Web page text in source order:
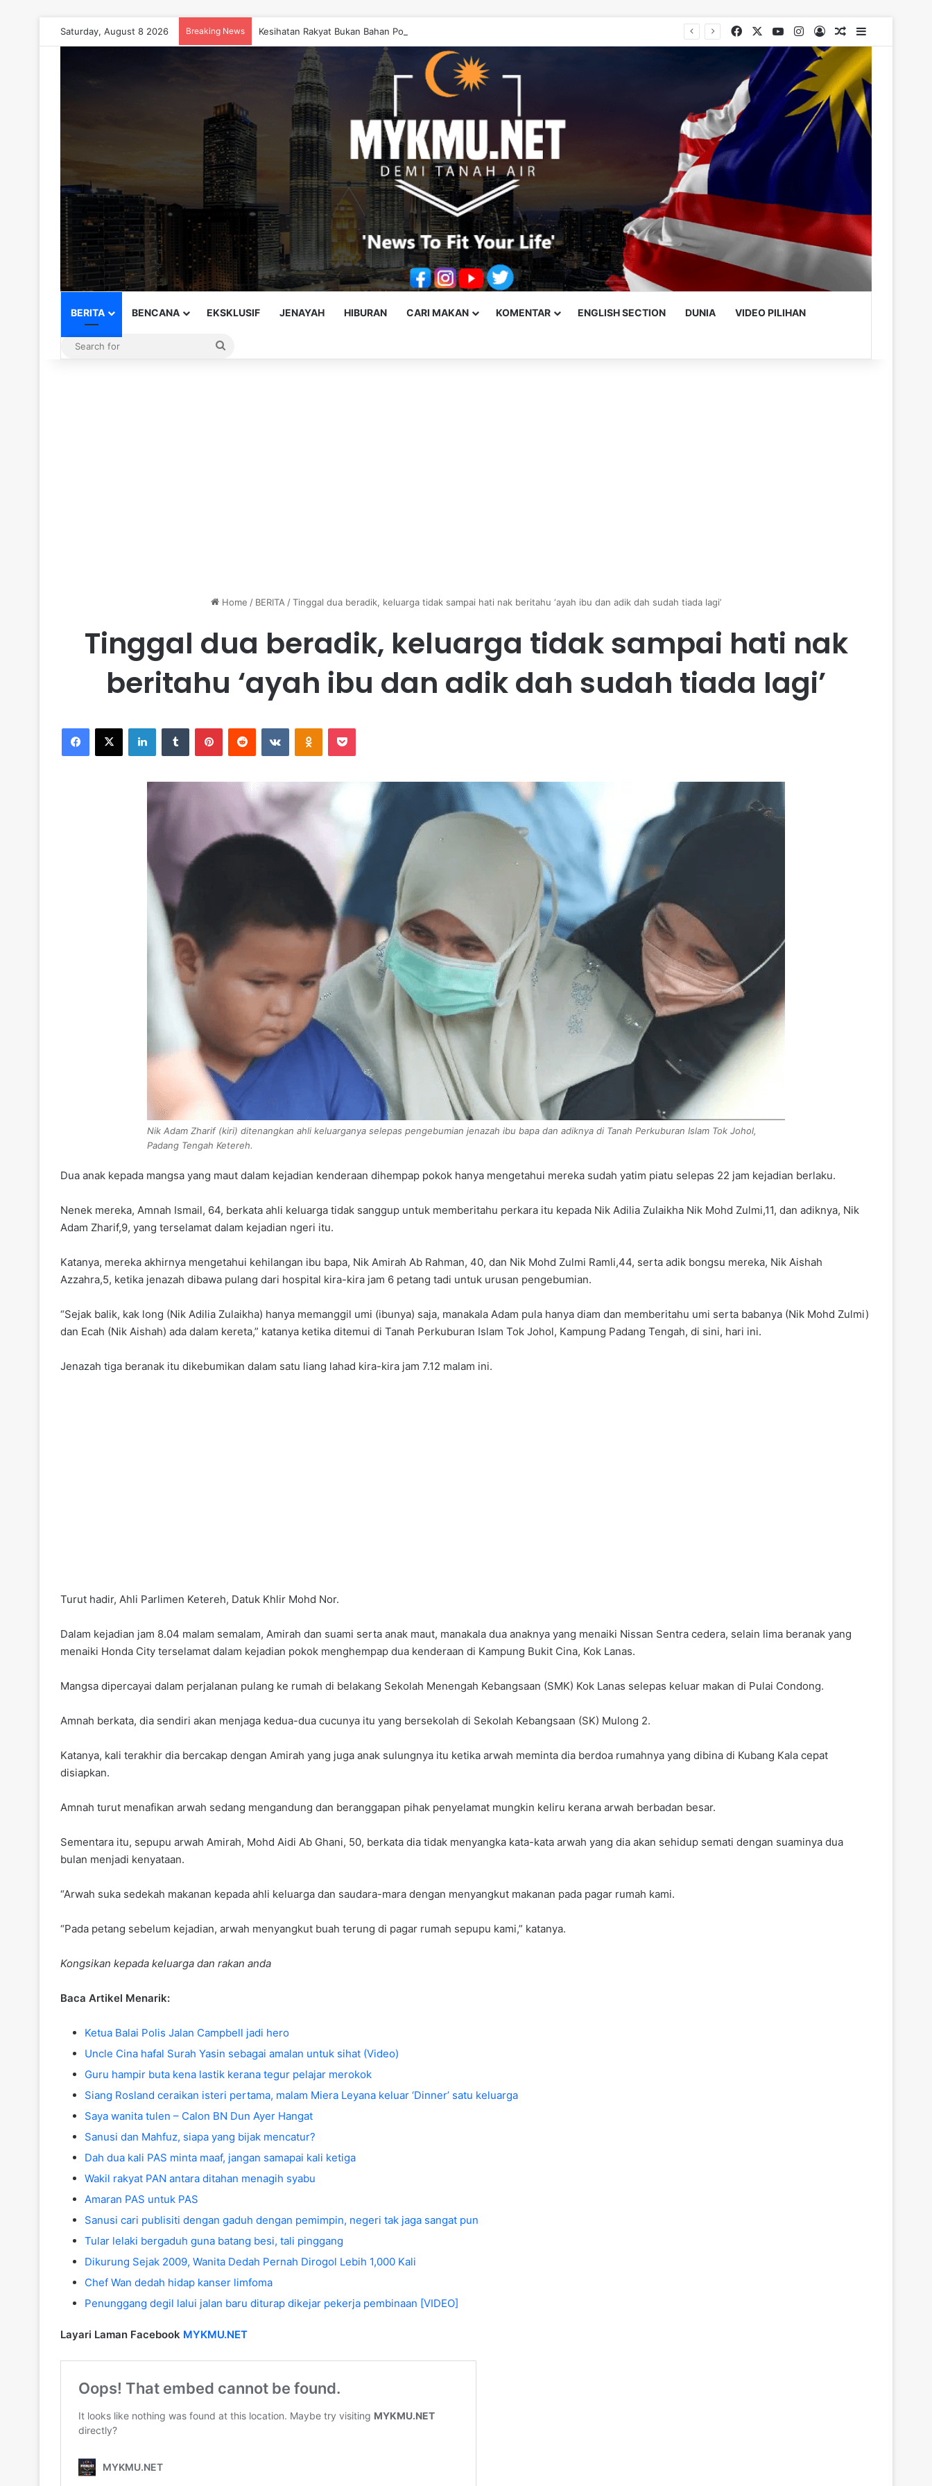
Saturday, August 8 2026 Breaking News Kesihatan Rakyat Bukan Bahan Politik, Jangan Salahkan Onn Hafiz – Haslinda Salleh Facebook YouTubeInstagram
Log InRandom Article
BERITA BENCANA EKSKLUSIF JENAYAH HIBURAN CARI MAKAN KOMENTAR ENGLISH SECTION DUNIA VIDEO PILIHAN
Home / BERITA /Tinggal dua beradik, keluarga tidak sampai hati nak beritahu ‘ayah ibu dan adik dah sudah tiada lagi’
Tinggal dua beradik, keluarga tidak sampai hati nak
beritahu ‘ayah ibu dan adik dah sudah tiada lagi’
Nik Adam Zharif (kiri) ditenangkan ahli keluarganya selepas pengebumian jenazah ibu bapa dan adiknya di Tanah Perkuburan Islam Tok Johol,
Padang Tengah Ketereh.
Dua anak kepada mangsa yang maut dalam kejadian kenderaan dihempap pokok hanya mengetahui mereka sudah yatim piatu selepas 22 jam kejadian berlaku.
Nenek mereka, Amnah Ismail, 64, berkata ahli keluarga tidak sanggup untuk memberitahu perkara itu kepada Nik Adilia Zulaikha Nik Mohd Zulmi,11, dan adiknya, Nik
Adam Zharif,9, yang terselamat dalam kejadian ngeri itu.
Katanya, mereka akhirnya mengetahui kehilangan ibu bapa, Nik Amirah Ab Rahman, 40, dan Nik Mohd Zulmi Ramli,44, serta adik bongsu mereka, Nik Aishah
Azzahra,5, ketika jenazah dibawa pulang dari hospital kira-kira jam 6 petang tadi untuk urusan pengebumian.
“Sejak balik, kak long (Nik Adilia Zulaikha) hanya memanggil umi (ibunya) saja, manakala Adam pula hanya diam dan memberitahu umi serta babanya (Nik Mohd Zulmi)
dan Ecah (Nik Aishah) ada dalam kereta,” katanya ketika ditemui di Tanah Perkuburan Islam Tok Johol, Kampung Padang Tengah, di sini, hari ini.
Jenazah tiga beranak itu dikebumikan dalam satu liang lahad kira-kira jam 7.12 malam ini.
Turut hadir, Ahli Parlimen Ketereh, Datuk Khlir Mohd Nor.
Dalam kejadian jam 8.04 malam semalam, Amirah dan suami serta anak maut, manakala dua anaknya yang menaiki Nissan Sentra cedera, selain lima beranak yang
menaiki Honda City terselamat dalam kejadian pokok menghempap dua kenderaan di Kampung Bukit Cina, Kok Lanas.
Mangsa dipercayai dalam perjalanan pulang ke rumah di belakang Sekolah Menengah Kebangsaan (SMK) Kok Lanas selepas keluar makan di Pulai Condong.
Amnah berkata, dia sendiri akan menjaga kedua-dua cucunya itu yang bersekolah di Sekolah Kebangsaan (SK) Mulong 2.
Katanya, kali terakhir dia bercakap dengan Amirah yang juga anak sulungnya itu ketika arwah meminta dia berdoa rumahnya yang dibina di Kubang Kala cepat
disiapkan.
Amnah turut menafikan arwah sedang mengandung dan beranggapan pihak penyelamat mungkin keliru kerana arwah berbadan besar.
Sementara itu, sepupu arwah Amirah, Mohd Aidi Ab Ghani, 50, berkata dia tidak menyangka kata-kata arwah yang dia akan sehidup semati dengan suaminya dua
bulan menjadi kenyataan.
“Arwah suka sedekah makanan kepada ahli keluarga dan saudara-mara dengan menyangkut makanan pada pagar rumah kami.
“Pada petang sebelum kejadian, arwah menyangkut buah terung di pagar rumah sepupu kami,” katanya.
Kongsikan kepada keluarga dan rakan anda
Baca Artikel Menarik:
Ketua Balai Polis Jalan Campbell jadi hero
Uncle Cina hafal Surah Yasin sebagai amalan untuk sihat (Video)
Guru hampir buta kena lastik kerana tegur pelajar merokok
Siang Rosland ceraikan isteri pertama, malam Miera Leyana keluar ‘Dinner’ satu keluarga
Saya wanita tulen – Calon BN Dun Ayer Hangat
Sanusi dan Mahfuz, siapa yang bijak mencatur?
Dah dua kali PAS minta maaf, jangan samapai kali ketiga
Wakil rakyat PAN antara ditahan menagih syabu
Amaran PAS untuk PAS
Sanusi cari publisiti dengan gaduh dengan pemimpin, negeri tak jaga sangat pun
Tular lelaki bergaduh guna batang besi, tali pinggang
Dikurung Sejak 2009, Wanita Dedah Pernah Dirogol Lebih 1,000 Kali
Chef Wan dedah hidap kanser limfoma
Penunggang degil lalui jalan baru diturap dikejar pekerja pembinaan [VIDEO]
Layari Laman Facebook MYKMU.NET